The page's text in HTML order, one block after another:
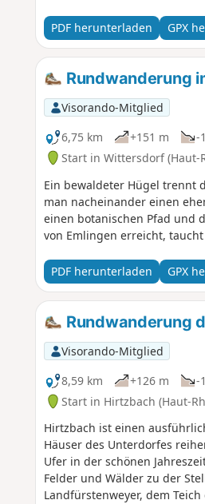
PDF herunterladen GPX
Rundwanderung
Visorando-Mitglied
6,75 km
+151 m -
Start in Wittersdorf (Haut-
Ein bewaldeter Hügel trennt
man nacheinander einen
einen botanischen Pfad und
von Emlingen erreicht,
PDF herunterladen GPX
Rundwanderung
Visorando-Mitglied
8,59 km
+126 m -
Start in Hirtzbach (Haut-
Hirtzbach ist einen
Häuser des Unterdorfes
Ufer in der schönen
Felder und Wälder zu der
Landfürstenweyer, dem